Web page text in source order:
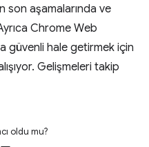
son aşamalarında ve
Chrome Web
güvenli hale getirmek için
Gelişmeleri takip
oldu mu?